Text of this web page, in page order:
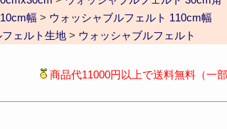
幅 > ウォッシャブルフェルト 110cm幅
ェルト生地 > ウォッシャブルフェルト
商品代11000円以上で送料無料（一部